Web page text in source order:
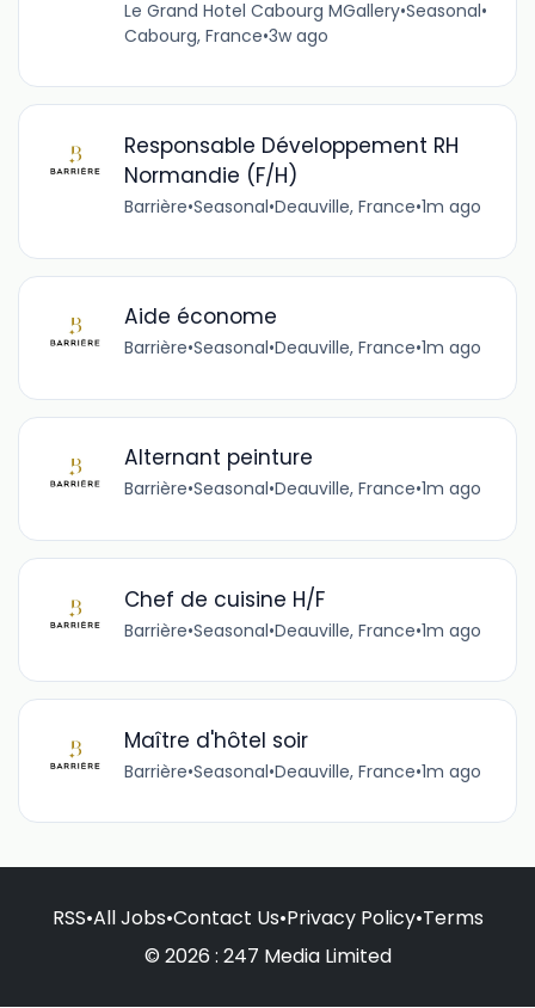
Le Grand Hotel Cabourg MGallery•Seasonal•
Cabourg, France•3w ago
Responsable Développement RH
Normandie (F/H)
Barrière•Seasonal•Deauville, France•1m ago
Aide économe
Barrière•Seasonal•Deauville, France•1m ago
Alternant peinture
Barrière•Seasonal•Deauville, France•1m ago
Chef de cuisine H/F
Barrière•Seasonal•Deauville, France•1m ago
Maître d'hôtel soir
Barrière•Seasonal•Deauville, France•1m ago
RSS•All Jobs•Contact Us•Privacy Policy•Terms
© 2026 : 247 Media Limited